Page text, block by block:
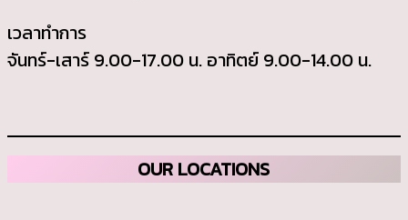
เวลาทําการ
จันทร์-เสาร์ 9.00-17.00 น. อาทิตย์ 9.00-14.00 น.
OUR LOCATIONS